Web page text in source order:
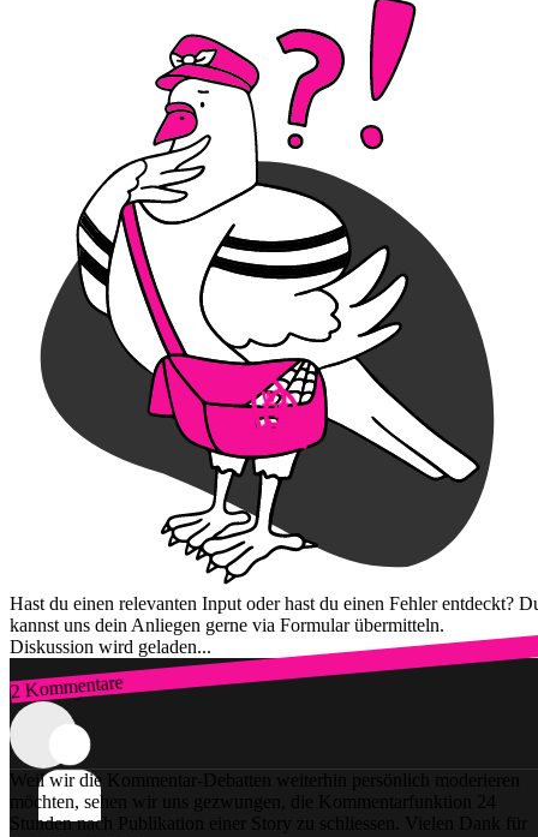
Hast du einen relevanten Input oder hast du einen Fehler entdeckt?
kannst uns dein Anliegen gerne via Formular übermitteln.
Diskussion wird geladen...
2 Kommentare
Zum Login
Weil wir die Kommentar-Debatten weiterhin persönlich moderieren
möchten, sehen wir uns gezwungen, die Kommentarfunktion 24
Stunden nach Publikation einer Story zu schliessen. Vielen Dank für